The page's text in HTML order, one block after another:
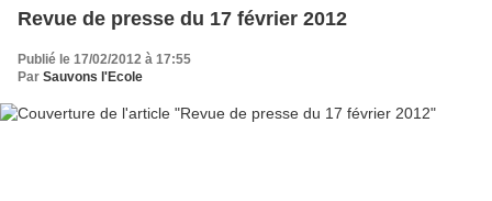
Revue de presse du 17 février 2012
Publié le 17/02/2012 à 17:55
Par Sauvons l'Ecole